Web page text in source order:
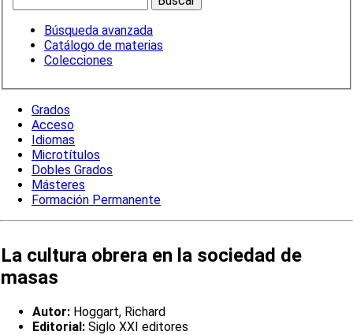
Búsqueda avanzada
Catálogo de materias
Colecciones
Grados
Acceso
Idiomas
Microtítulos
Dobles Grados
Másteres
Formación Permanente
La cultura obrera en la sociedad de
masas
Autor: Hoggart, Richard
Editorial: Siglo XXI editores